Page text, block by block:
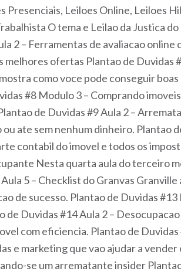
Presenciais, Leiloes Online, Leiloes
O tema e Leilao da Justica
2 – Ferramentas de avaliacao online
ofertas Plantao de Duvidas
como voce pode conseguir boas
#8 Modulo 3 – Comprando
de Duvidas #9 Aula 2 –
ate sem nenhum dinheiro. Plantao
contabil do imovel e todos os
Nesta quarta aula do terceiro
5 – Checklist do Granvas
de sucesso. Plantao de Duvidas #13
Duvidas #14 Aula 2 –
com eficiencia. Plantao de Duvidas
e marketing que vao ajudar a vender
se um arrematante insider